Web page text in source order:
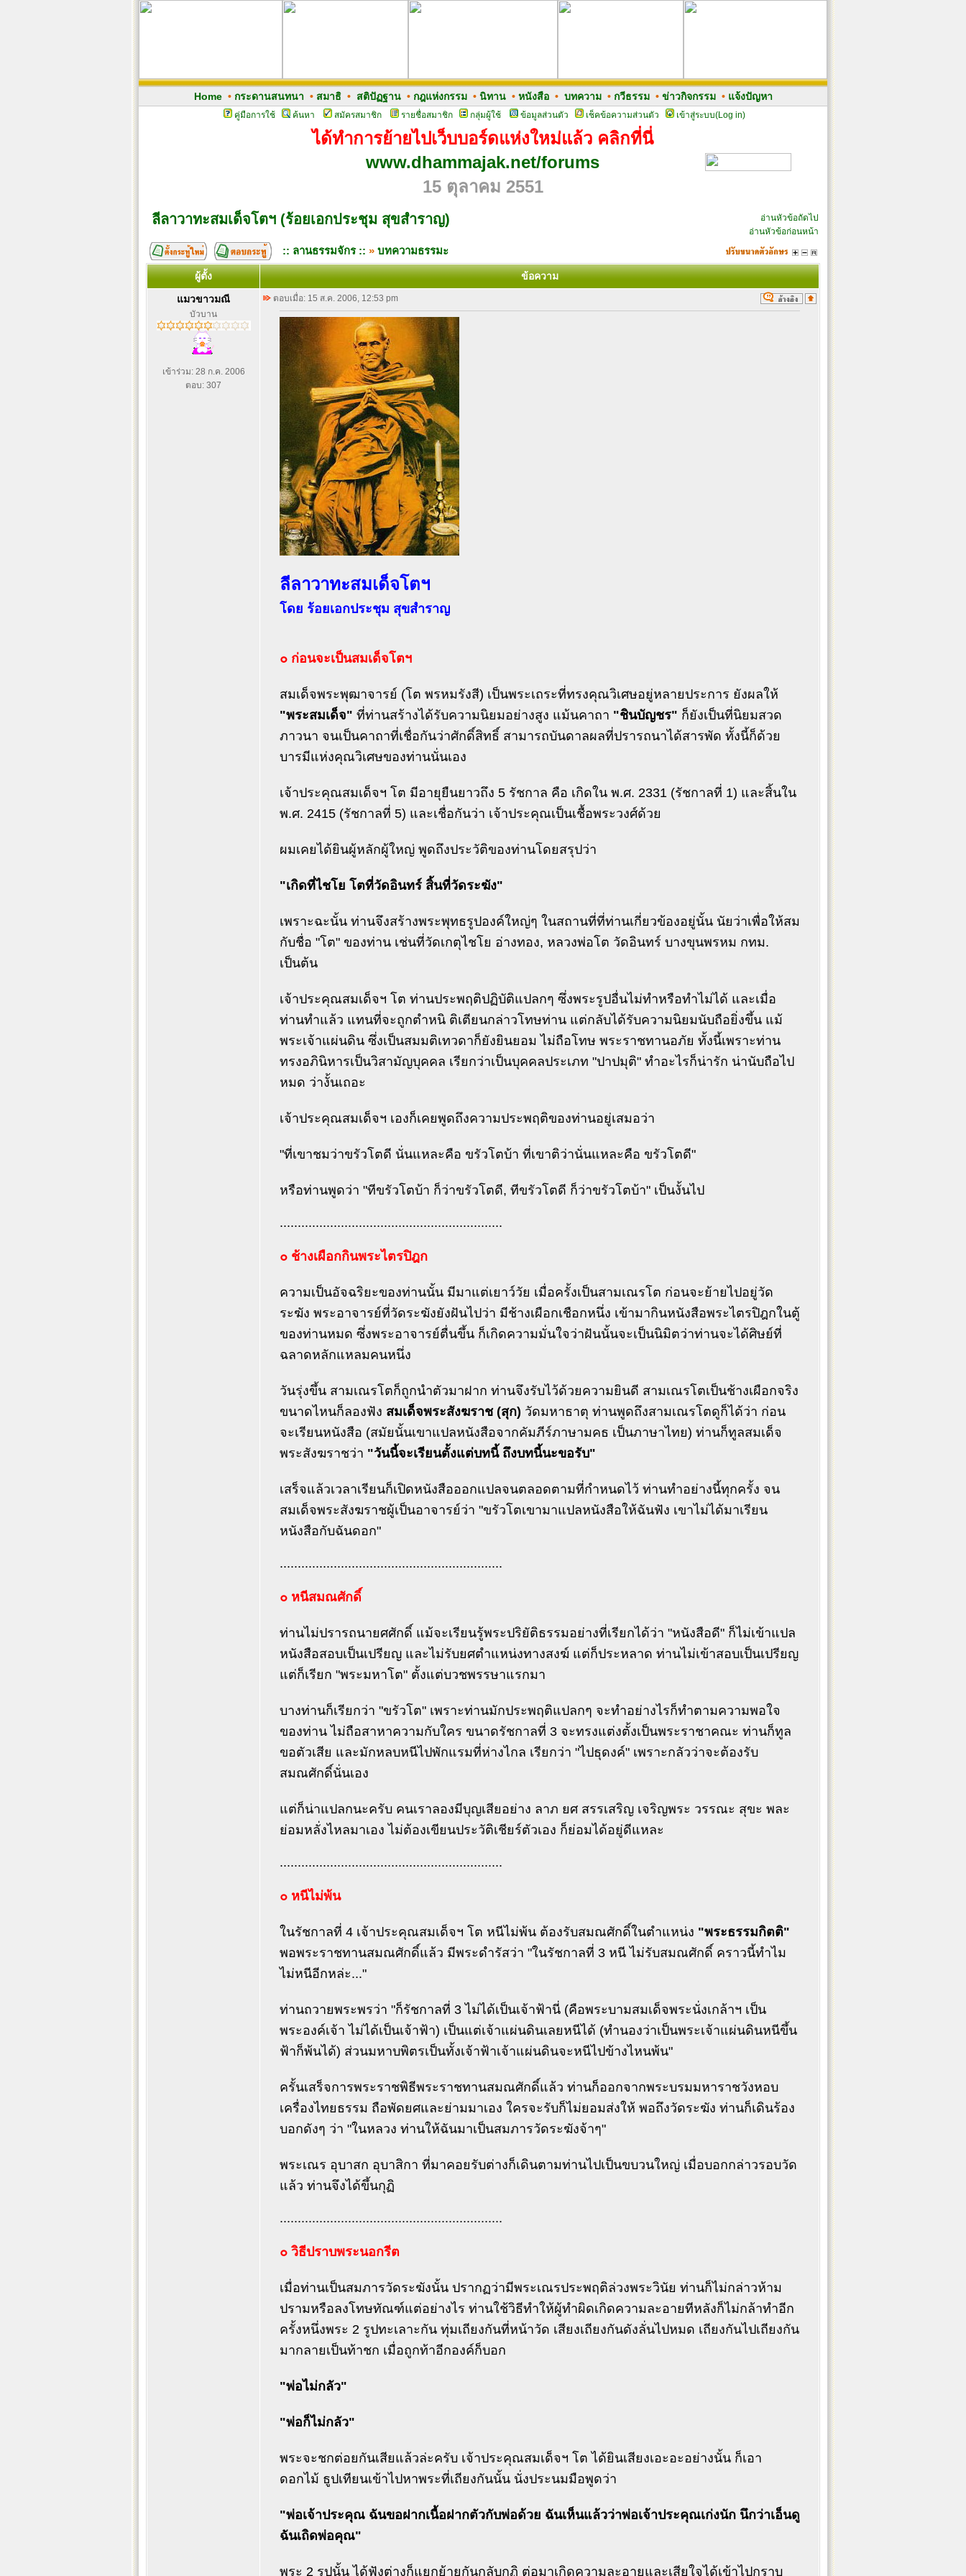
Home• กระดานสนทนา • สมาธิ• สติปัฏฐาน• กฎแห่งกรรม• นิทาน• หนังสือ• บทความ• กวีธรรม• ข่าวกิจกรรม• แจ้งปัญหา
คู่มือการใช้ ค้นหา สมัครสมาชิก รายชื่อสมาชิก กลุ่มผู้ใช้ ข้อมูลส่วนตัว เช็คข้อความส่วนตัว เข้าสู่ระบบ(Log in)
ได้ทำการย้ายไปเว็บบอร์ดแห่งใหม่แล้ว คลิกที่นี่
www.dhammajak.net/forums
15 ตุลาคม 2551
ลีลาวาทะสมเด็จโตฯ (ร้อยเอกประชุม สุขสำราญ)
อ่านหัวข้อถัดไป
อ่านหัวข้อก่อนหน้า
:: ลานธรรมจักร :: » บทความธรรมะ
ผู้ตั้ง
ข้อความ
แมวขาวมณี
บัวบาน
เข้าร่วม: 28 ก.ค. 2006
ตอบ: 307
ตอบเมื่อ: 15 ส.ค. 2006, 12:53 pm
ลีลาวาทะสมเด็จโตฯ
โดย ร้อยเอกประชุม สุขสำราญ
๐ ก่อนจะเป็นสมเด็จโตฯ
สมเด็จพระพุฒาจารย์ (โต พรหมรังสี) เป็นพระเถระที่ทรงคุณวิเศษอยู่หลายประการ ยังผลให้
"พระสมเด็จ" ที่ท่านสร้างได้รับความนิยมอย่างสูง แม้นคาถา "ชินบัญชร" ก็ยังเป็นที่นิยมสวด
ภาวนา จนเป็นคาถาที่เชื่อกันว่าศักดิ์สิทธิ์ สามารถบันดาลผลที่ปรารถนาได้สารพัด ทั้งนี้ก็ด้วย
บารมีแห่งคุณวิเศษของท่านนั่นเอง
เจ้าประคุณสมเด็จฯ โต มีอายุยืนยาวถึง 5 รัชกาล คือ เกิดใน พ.ศ. 2331 (รัชกาลที่ 1) และสิ้นใน
พ.ศ. 2415 (รัชกาลที่ 5) และเชื่อกันว่า เจ้าประคุณเป็นเชื้อพระวงศ์ด้วย
ผมเคยได้ยินผู้หลักผู้ใหญ่ พูดถึงประวัติของท่านโดยสรุปว่า
"เกิดที่ไชโย โตที่วัดอินทร์ สิ้นที่วัดระฆัง"
เพราะฉะนั้น ท่านจึงสร้างพระพุทธรูปองค์ใหญ่ๆ ในสถานที่ที่ท่านเกี่ยวข้องอยู่นั้น นัยว่าเพื่อให้สม
กับชื่อ "โต" ของท่าน เช่นที่วัดเกตุไชโย อ่างทอง, หลวงพ่อโต วัดอินทร์ บางขุนพรหม กทม.
เป็นต้น
เจ้าประคุณสมเด็จฯ โต ท่านประพฤติปฏิบัติแปลกๆ ซึ่งพระรูปอื่นไม่ทำหรือทำไม่ได้ และเมื่อ
ท่านทำแล้ว แทนที่จะถูกตำหนิ ติเตียนกล่าวโทษท่าน แต่กลับได้รับความนิยมนับถือยิ่งขึ้น แม้
พระเจ้าแผ่นดิน ซึ่งเป็นสมมติเทวดาก็ยังยินยอม ไม่ถือโทษ พระราชทานอภัย ทั้งนี้เพราะท่าน
ทรงอภินิหารเป็นวิสามัญบุคคล เรียกว่าเป็นบุคคลประเภท "ปาปมุติ" ทำอะไรก็น่ารัก น่านับถือไป
หมด ว่างั้นเถอะ
เจ้าประคุณสมเด็จฯ เองก็เคยพูดถึงความประพฤติของท่านอยู่เสมอว่า
"ที่เขาชมว่าขรัวโตดี นั่นแหละคือ ขรัวโตบ้า ที่เขาติว่านั่นแหละคือ ขรัวโตดี"
หรือท่านพูดว่า "ทีขรัวโตบ้า ก็ว่าขรัวโตดี, ทีขรัวโตดี ก็ว่าขรัวโตบ้า" เป็นงั้นไป
..............................................................
๐ ช้างเผือกกินพระไตรปิฎก
ความเป็นอัจฉริยะของท่านนั้น มีมาแต่เยาว์วัย เมื่อครั้งเป็นสามเณรโต ก่อนจะย้ายไปอยู่วัด
ระฆัง พระอาจารย์ที่วัดระฆังยังฝันไปว่า มีช้างเผือกเชือกหนึ่ง เข้ามากินหนังสือพระไตรปิฎกในตู้
ของท่านหมด ซึ่งพระอาจารย์ตื่นขึ้น ก็เกิดความมั่นใจว่าฝันนั้นจะเป็นนิมิตว่าท่านจะได้ศิษย์ที่
ฉลาดหลักแหลมคนหนึ่ง
วันรุ่งขึ้น สามเณรโตก็ถูกนำตัวมาฝาก ท่านจึงรับไว้ด้วยความยินดี สามเณรโตเป็นช้างเผือกจริง
ขนาดไหนก็ลองฟัง สมเด็จพระสังฆราช (สุก) วัดมหาธาตุ ท่านพูดถึงสามเณรโตดูก็ได้ว่า ก่อน
จะเรียนหนังสือ (สมัยนั้นเขาแปลหนังสือจากคัมภีร์ภาษามคธ เป็นภาษาไทย) ท่านก็ทูลสมเด็จ
พระสังฆราชว่า "วันนี้จะเรียนตั้งแต่บทนี้ ถึงบทนี้นะขอรับ"
เสร็จแล้วเวลาเรียนก็เปิดหนังสือออกแปลจนตลอดตามที่กำหนดไว้ ท่านทำอย่างนี้ทุกครั้ง จน
สมเด็จพระสังฆราชผู้เป็นอาจารย์ว่า "ขรัวโตเขามาแปลหนังสือให้ฉันฟัง เขาไม่ได้มาเรียน
หนังสือกับฉันดอก"
..............................................................
๐ หนีสมณศักดิ์
ท่านไม่ปรารถนายศศักดิ์ แม้จะเรียนรู้พระปริยัติธรรมอย่างที่เรียกได้ว่า "หนังสือดี" ก็ไม่เข้าแปล
หนังสือสอบเป็นเปรียญ และไม่รับยศตำแหน่งทางสงฆ์ แต่ก็ประหลาด ท่านไม่เข้าสอบเป็นเปรียญ
แต่ก็เรียก "พระมหาโต" ตั้งแต่บวชพรรษาแรกมา
บางท่านก็เรียกว่า "ขรัวโต" เพราะท่านมักประพฤติแปลกๆ จะทำอย่างไรก็ทำตามความพอใจ
ของท่าน ไม่ถือสาหาความกับใคร ขนาดรัชกาลที่ 3 จะทรงแต่งตั้งเป็นพระราชาคณะ ท่านก็ทูล
ขอตัวเสีย และมักหลบหนีไปพักแรมที่ห่างไกล เรียกว่า "ไปธุดงค์" เพราะกลัวว่าจะต้องรับ
สมณศักดิ์นั่นเอง
แต่ก็น่าแปลกนะครับ คนเราลองมีบุญเสียอย่าง ลาภ ยศ สรรเสริญ เจริญพระ วรรณะ สุขะ พละ
ย่อมหลั่งไหลมาเอง ไม่ต้องเขียนประวัติเชียร์ตัวเอง ก็ย่อมได้อยู่ดีแหละ
..............................................................
๐ หนีไม่พ้น
ในรัชกาลที่ 4 เจ้าประคุณสมเด็จฯ โต หนีไม่พ้น ต้องรับสมณศักดิ์ในตำแหน่ง "พระธรรมกิตติ"
พอพระราชทานสมณศักดิ์แล้ว มีพระดำรัสว่า "ในรัชกาลที่ 3 หนี ไม่รับสมณศักดิ์ คราวนี้ทำไม
ไม่หนีอีกหล่ะ..."
ท่านถวายพระพรว่า "ก็รัชกาลที่ 3 ไม่ได้เป็นเจ้าฟ้านี่ (คือพระบามสมเด็จพระนั่งเกล้าฯ เป็น
พระองค์เจ้า ไม่ได้เป็นเจ้าฟ้า) เป็นแต่เจ้าแผ่นดินเลยหนีได้ (ทำนองว่าเป็นพระเจ้าแผ่นดินหนีขึ้น
ฟ้าก็พ้นได้) ส่วนมหาบพิตรเป็นทั้งเจ้าฟ้าเจ้าแผ่นดินจะหนีไปข้างไหนพ้น"
ครั้นเสร็จการพระราชพิธีพระราชทานสมณศักดิ์แล้ว ท่านก็ออกจากพระบรมมหาราชวังหอบ
เครื่องไทยธรรม ถือพัดยศและย่ามมาเอง ใครจะรับก็ไม่ยอมส่งให้ พอถึงวัดระฆัง ท่านก็เดินร้อง
บอกดังๆ ว่า "ในหลวง ท่านให้ฉันมาเป็นสมภารวัดระฆังจ้าๆ"
พระเณร อุบาสก อุบาสิกา ที่มาคอยรับต่างก็เดินตามท่านไปเป็นขบวนใหญ่ เมื่อบอกกล่าวรอบวัด
แล้ว ท่านจึงได้ขึ้นกุฏิ
..............................................................
๐ วิธีปราบพระนอกรีต
เมื่อท่านเป็นสมภารวัดระฆังนั้น ปรากฏว่ามีพระเณรประพฤติล่วงพระวินัย ท่านก็ไม่กล่าวห้าม
ปรามหรือลงโทษทัณฑ์แต่อย่างไร ท่านใช้วิธีทำให้ผู้ทำผิดเกิดความละอายทีหลังก็ไม่กล้าทำอีก
ครั้งหนึ่งพระ 2 รูปทะเลาะกัน ทุ่มเถียงกันที่หน้าวัด เสียงเถียงกันดังลั่นไปหมด เถียงกันไปเถียงกัน
มากลายเป็นท้าชก เมื่อถูกท้าอีกองค์ก็บอก
"พ่อไม่กลัว"
"พ่อก็ไม่กลัว"
พระจะชกต่อยกันเสียแล้วล่ะครับ เจ้าประคุณสมเด็จฯ โต ได้ยินเสียงเอะอะอย่างนั้น ก็เอา
ดอกไม้ ธูปเทียนเข้าไปหาพระที่เถียงกันนั้น นั่งประนมมือพูดว่า
"พ่อเจ้าประคุณ ฉันขอฝากเนื้อฝากตัวกับพ่อด้วย ฉันเห็นแล้วว่าพ่อเจ้าประคุณเก่งนัก นึกว่าเอ็นดู
ฉันเถิดพ่อคุณ"
พระ 2 รูปนั้น ได้ฟังต่างก็แยกย้ายกันกลับกุฏิ ต่อมาเกิดความละอายและเสียใจได้เข้าไปกราบ